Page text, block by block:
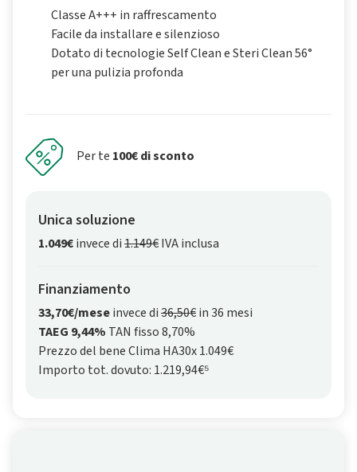
Classe A+++ in raffrescamento
Facile da installare e silenzioso
Dotato di tecnologie Self Clean e Steri Clean 56°
per una pulizia profonda
Per te 100€ di sconto
Unica soluzione
1.049€invece di1.149€IVA inclusa
Finanziamento
33,70€/meseinvece di36,50€in 36 mesi
TAEG 9,44% TAN fisso 8,70%
Prezzo del bene Clima HA30x 1.049€
Importo tot. dovuto: 1.219,94€⁵